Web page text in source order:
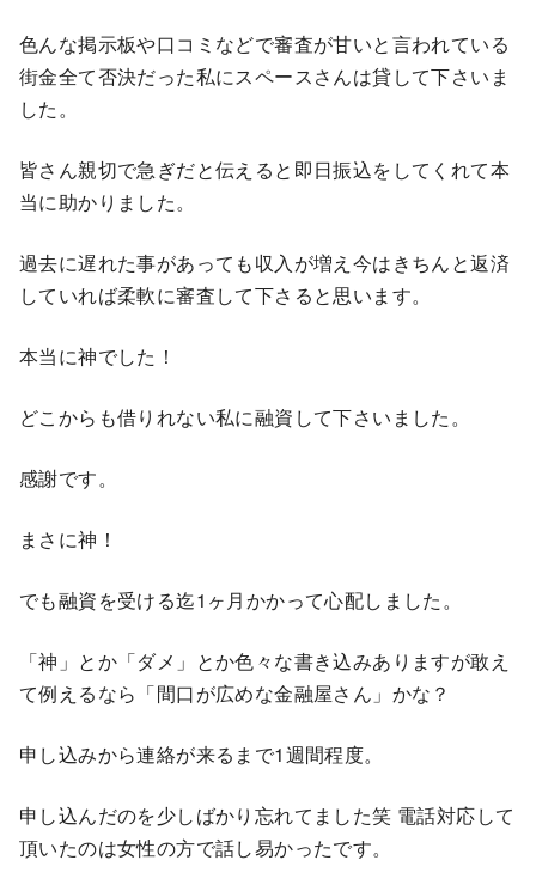
色んな掲示板や口コミなどで審査が甘いと言われている
街金全て否決だった私にスペースさんは貸して下さいま
した。
皆さん親切で急ぎだと伝えると即日振込をしてくれて本
当に助かりました。
過去に遅れた事があっても収入が増え今はきちんと返済
していれば柔軟に審査して下さると思います。
本当に神でした！
どこからも借りれない私に融資して下さいました。
感謝です。
まさに神！
でも融資を受ける迄1ヶ月かかって心配しました。
「神」とか「ダメ」とか色々な書き込みありますが敢え
て例えるなら「間口が広めな金融屋さん」かな？
申し込みから連絡が来るまで1週間程度。
申し込んだのを少しばかり忘れてました笑 電話対応して
頂いたのは女性の方で話し易かったです。